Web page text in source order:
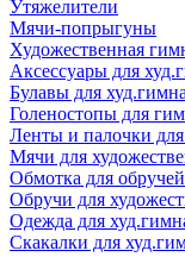
Утяжелители
Мячи-попрыгуны
Художественная
Аксессуары для
Булавы для
Голеностопы для
Ленты и палочки
Мячи для
Обмотка для обручей
Обручи для
Одежда для
Скакалки для